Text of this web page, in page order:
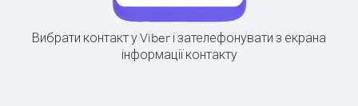
Вибрати контакт у Viber і зателефонувати з екрана
інформації контакту